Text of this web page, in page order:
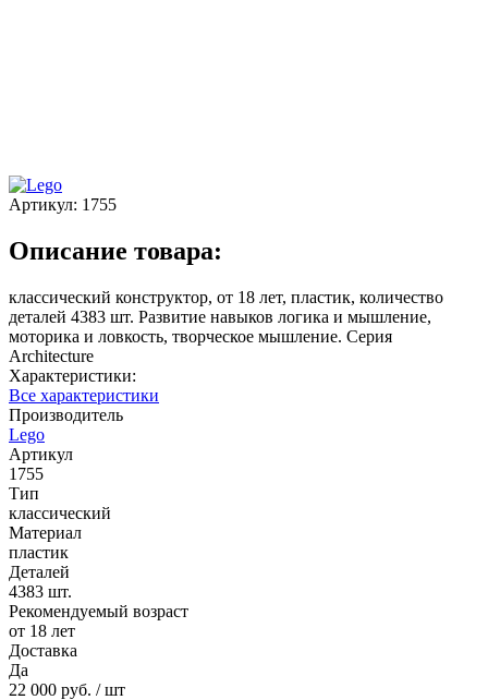
Артикул: 1755
Описание товара:
классический конструктор, от 18 лет, пластик, количество
деталей 4383 шт. Развитие навыков логика и мышление,
моторика и ловкость, творческое мышление. Серия
Architecture
Характеристики:
Все характеристики
Производитель
Lego
Артикул
1755
Тип
классический
Материал
пластик
Деталей
4383 шт.
Рекомендуемый возраст
от 18 лет
Доставка
Да
22 000 руб. / шт